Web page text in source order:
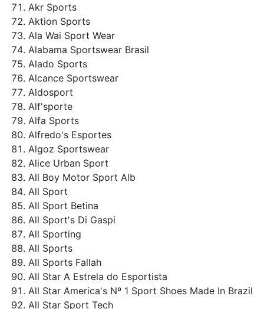
Akr Sports
Aktion Sports
Ala Wai Sport Wear
Alabama Sportswear Brasil
Alado Sports
Alcance Sportswear
Aldosport
Alf'sporte
Alfa Sports
Alfredo's Esportes
Algoz Sportswear
Alice Urban Sport
All Boy Motor Sport Alb
All Sport
All Sport Betina
All Sport's Di Gaspi
All Sporting
All Sports
All Sports Fallah
All Star A Estrela do Esportista
All Star America's Nº 1 Sport Shoes Made In Brazil
All Star Sport Tech